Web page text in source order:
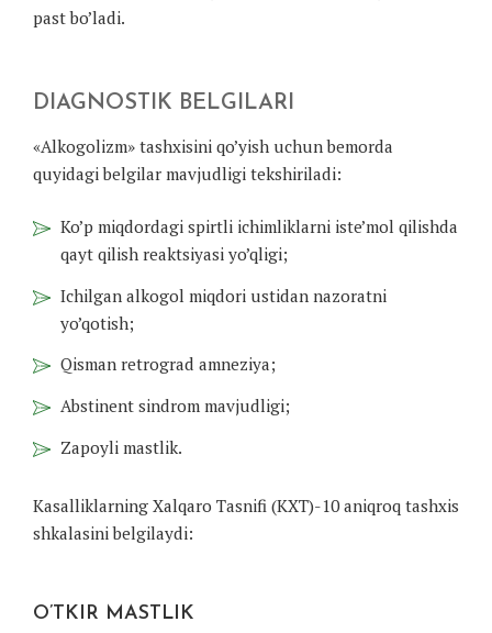
past bo’ladi.
DIAGNOSTIK BELGILARI
«Alkogolizm» tashxisini qo’yish uchun bemorda
quyidagi belgilar mavjudligi tekshiriladi:
Ko’p miqdordagi spirtli ichimliklarni iste’mol qilishda
qayt qilish reaktsiyasi yo’qligi;
Ichilgan alkogol miqdori ustidan nazoratni
yo’qotish;
Qisman retrograd amneziya;
Abstinent sindrom mavjudligi;
Zapoyli mastlik.
Kasalliklarning Xalqaro Tasnifi (KXT)-10 aniqroq tashxis
shkalasini belgilaydi:
O’TKIR MASTLIK